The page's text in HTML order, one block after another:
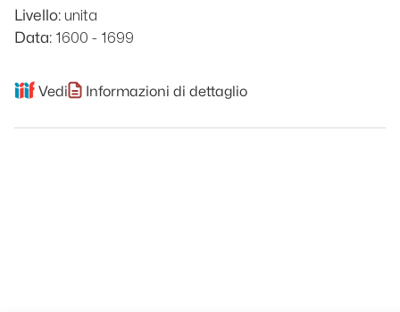
Livello: unita
Data: 1600 - 1699
Vedi Informazioni di dettaglio